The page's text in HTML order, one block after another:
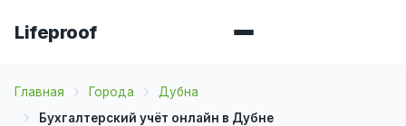
Lifeproof
Главная Города
Дубна
Бухгалтерский учёт онлайн в Дубне